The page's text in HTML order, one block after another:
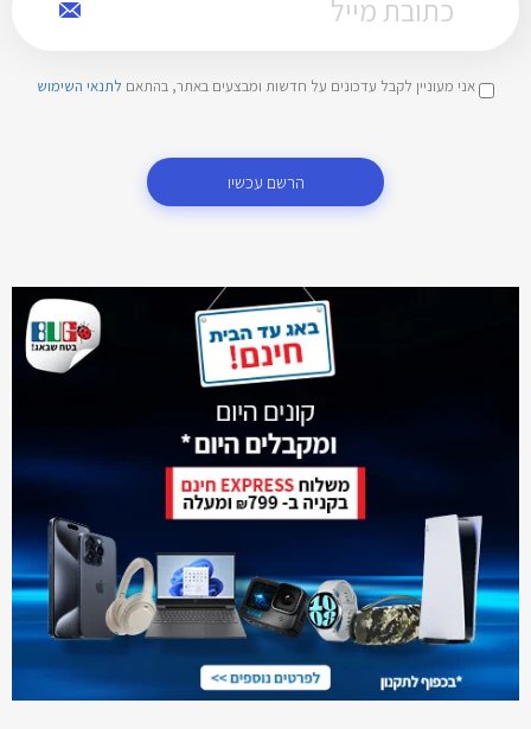
אני מעוניין לקבל עדכונים על חדשות ומבצעים באתר, בהתאם לתנאי השימוש
הרשם עכשיו